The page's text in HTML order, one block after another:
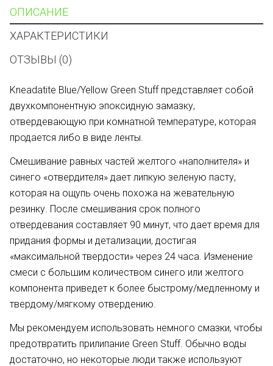
ОПИСАНИЕ
ХАРАКТЕРИСТИКИ
ОТЗЫВЫ (0)
Kneadatite Blue/Yellow Green Stuff представляет собой
двухкомпонентную эпоксидную замазку,
отвердевающую при комнатной температуре, которая
продается либо в виде ленты.
Смешивание равных частей желтого «наполнителя» и
синего «отвердителя» дает липкую зеленую пасту,
которая на ощупь очень похожа на жевательную
резинку. После смешивания срок полного
отвердевания составляет 90 минут, что дает время для
придания формы и детализации, достигая
«максимальной твердости» через 24 часа. Изменение
смеси с большим количеством синего или желтого
компонента приведет к более быстрому/медленному и
твердому/мягкому отвердению.
Мы рекомендуем использовать немного смазки, чтобы
предотвратить прилипание Green Stuff. Обычно воды
достаточно, но некоторые люди также используют